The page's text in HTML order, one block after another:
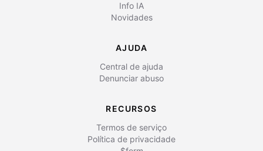
Info IA
Novidades
AJUDA
Central de ajuda
Denunciar abuso
RECURSOS
Termos de serviço
Política de privacidade